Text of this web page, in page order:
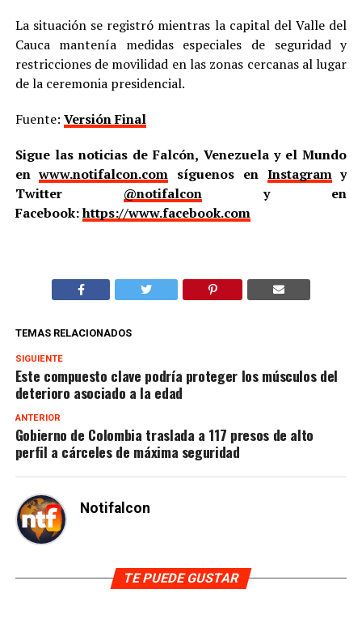
La situación se registró mientras la capital del Valle del
Cauca mantenía medidas especiales de seguridad y
restricciones de movilidad en las zonas cercanas al lugar
de la ceremonia presidencial.
Fuente: Versión Final
Sigue las noticias de Falcón, Venezuela y el Mundo
enwww.notifalcon.com síguenos en Instagramy
Twitter @notifalcony en
Facebook:https://www.facebook.com
TEMAS RELACIONADOS
SIGUIENTE
Este compuesto clave podría proteger los músculos del
deterioro asociado a la edad
ANTERIOR
Gobierno de Colombia traslada a 117 presos de alto
perfil a cárceles de máxima seguridad
Notifalcon
TE PUEDE GUSTAR